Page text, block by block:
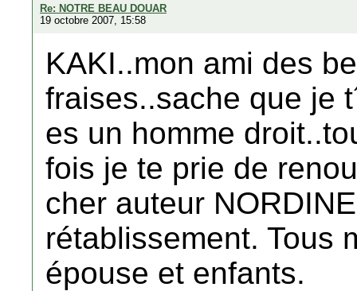
Re: NOTRE BEAU DOUAR
19 octobre 2007, 15:58
KAKI..mon ami des
fraises..sache que je
es un homme
fois je te prie de
cher auteur
rétablissement. Tous
épouse et enfants.